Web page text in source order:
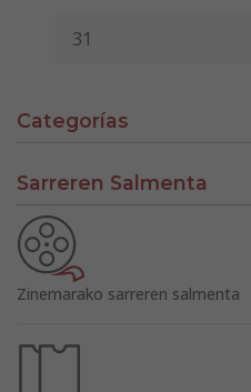
31
Categorías
Sarreren Salmenta
Zinemarako sarreren salmenta